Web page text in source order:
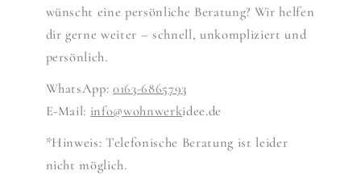
wünscht eine persönliche Beratung? Wir helfen
dir gerne weiter – schnell, unkompliziert und
persönlich.
WhatsApp:0163-6865793
E-Mail: info@wohnwerkidee.de
*Hinweis: Telefonische Beratung ist leider
nicht möglich.